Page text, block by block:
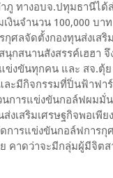
ภู ทางอบจ.ปทุมธานีได้
งินจำนวน 100,000 บา
ศลจัดตั้งกองทุนส่งเสริ
กสนานสังสรรค์เฮฮา จึ
งขันทุกคน และ สจ.ตุ้
ะมีกิจกรรมที่ปิ่นฟ้าฟา
การแข่งขันกอล์ฟผมมั่น
เสริมเศรษฐกิจพอเพีย
การแข่งขันกอล์ฟการกุ
คาดว่าจะมีกลุ่มผู้มีจิต